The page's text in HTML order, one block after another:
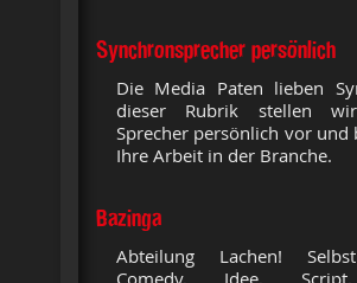
Synchronsprecher persönlich
Die Media Paten lieben
dieser Rubrik stellen
Sprecher persönlich vor und
Ihre Arbeit in der Branche.
Bazinga
Abteilung Lachen!